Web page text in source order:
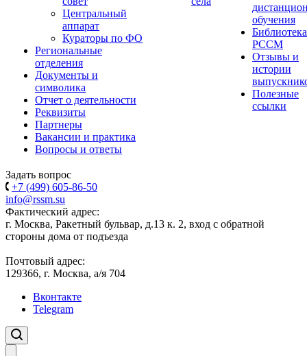
Центральный
аппарат
Кураторы по ФО
Региональные
отделения
Документы и
символика
Отчет о деятельности
Реквизиты
Партнеры
Вакансии и практика
Вопросы и ответы
обучения
Библиотека
РССМ
Отзывы и
истории
Полезные
ссылки
Задать вопрос
+7 (499) 605-86-50
info@rssm.su
Фактический адрес:
г. Москва, Ракетный бульвар, д.13 к. 2, вход с обратной
стороны дома от подъезда
Почтовый адрес:
129366, г. Москва, а/я 704
Вконтакте
Telegram